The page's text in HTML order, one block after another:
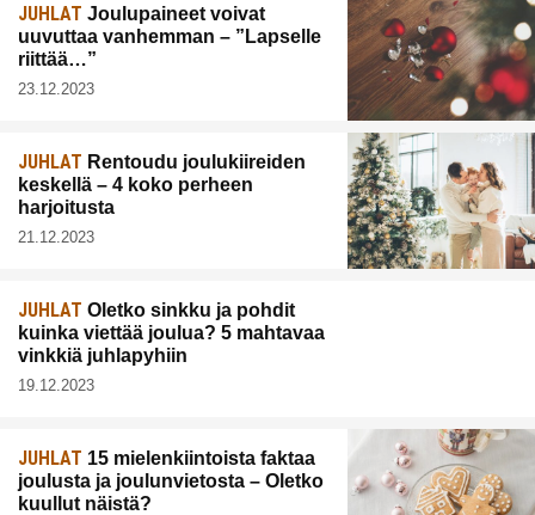
JUHLAT Joulupaineet voivat
uuvuttaa vanhemman – ”Lapselle
riittää…”
23.12.2023
JUHLAT Rentoudu joulukiireiden
keskellä – 4 koko perheen
harjoitusta
21.12.2023
JUHLAT Oletko sinkku ja pohdit
kuinka viettää joulua? 5 mahtavaa
vinkkiä juhlapyhiin
19.12.2023
JUHLAT 15 mielenkiintoista faktaa
joulusta ja joulunvietosta – Oletko
kuullut näistä?